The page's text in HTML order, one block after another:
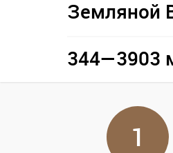
Земляной
344—3903
1